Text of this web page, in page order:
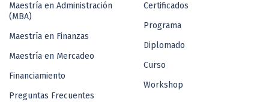
Maestría en Administración
(MBA)
Maestría en Finanzas
Maestría en Mercadeo
Financiamiento
Preguntas Frecuentes
Certificados
Programa
Diplomado
Curso
Workshop